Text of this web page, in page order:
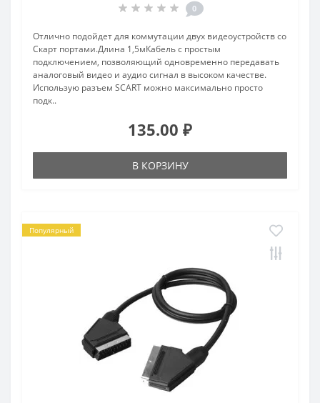
0
Отлично подойдет для коммутации двух видеоустройств со
Скарт портами.Длина 1,5мКабель с простым
подключением, позволяющий одновременно передавать
аналоговый видео и аудио сигнал в высоком качестве.
Использую разъем SCART можно максимально просто
подк..
135.00 ₽
В КОРЗИНУ
Популярный